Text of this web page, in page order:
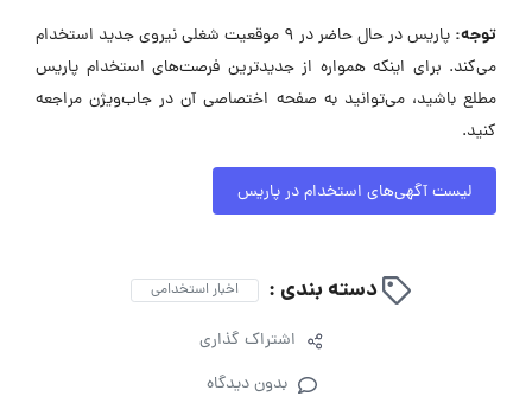
توجه:
پاریس در حال حاضر در ۹ موقعیت شغلی نیروی جدید استخدام
می‌کند. برای اینکه همواره از جدیدترین فرصت‌های استخدام پاریس
مطلع باشید، می‌توانید به صفحه اختصاصی آن در جاب‌ویژن مراجعه
کنید.
لیست آگهی‌های استخدام در پاریس
دسته بندی : اخبار استخدامی
اشتراک گذاری
بدون دیدگاه